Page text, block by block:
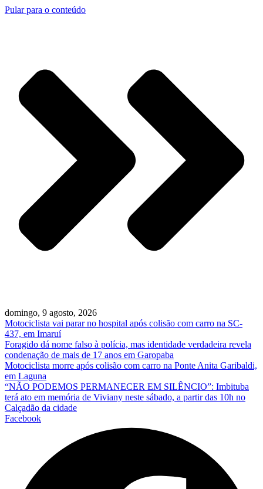
Pular para o conteúdo
domingo, 9 agosto, 2026
Motociclista vai parar no hospital após colisão com carro na SC-
437, em Imaruí
Foragido dá nome falso à polícia, mas identidade verdadeira revela
condenação de mais de 17 anos em Garopaba
Motociclista morre após colisão com carro na Ponte Anita Garibaldi,
em Laguna
“NÃO PODEMOS PERMANECER EM SILÊNCIO”: Imbituba
terá ato em memória de Viviany neste sábado, a partir das 10h no
Calçadão da cidade
Facebook